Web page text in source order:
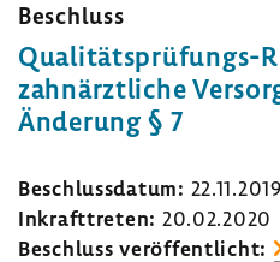
Beschluss
Qualitätsprüfungs-​
zahn­ärzt­liche
Ände­rung § 7
Beschluss­datum: 22.11.2019
Inkraft­treten: 20.02.2020
Beschluss veröf­fent­licht: